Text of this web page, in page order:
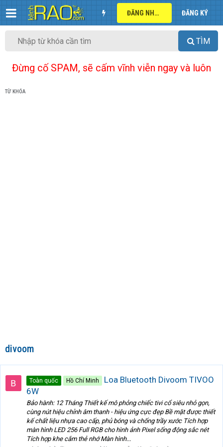
ĐĂNG NHẬP ĐĂNG KÝ
TÌM
Đừng cố SPAM, sẽ cấm vĩnh viễn ngay và luôn
TỪ KHÓA
divoom
Toàn quốc Hồ Chí Minh
Loa Bluetooth Divoom TIVOO
6W
Bảo hành: 12 Tháng Thiết kế mô phỏng chiếc tivi cổ siêu nhỏ gọn,
cùng nút hiệu chỉnh âm thanh - hiệu ứng cực đẹp Bề mặt được thiết
kế chất liệu nhựa cao cấp, phủ bóng và chống trầy xước Tích hợp
màn hình LED 256 Full RGB cho hình ảnh Pixel sống động sắc nét
Tích hợp khe cắm thẻ nhớ Màn hình...